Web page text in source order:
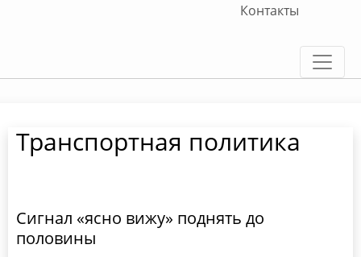
Контакты
Транспортная политика
Сигнал «ясно вижу» поднять до
половины